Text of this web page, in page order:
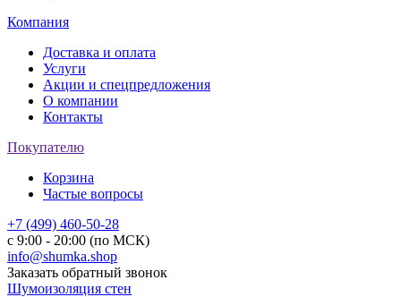
Компания
Доставка и оплата
Услуги
Акции и спецпредложения
О компании
Контакты
Покупателю
Корзина
Частые вопросы
+7 (499) 460-50-28
с 9:00 - 20:00 (по МСК)
info@shumka.shop
Заказать обратный звонок
Шумоизоляция стен